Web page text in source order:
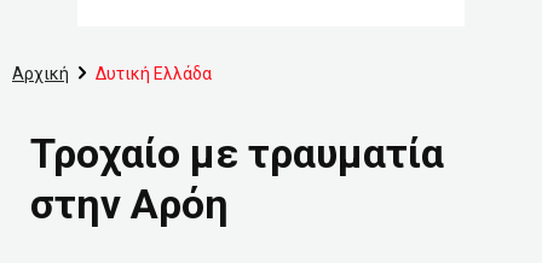
Αρχική Δυτική Ελλάδα
Τροχαίο με τραυματία
στην Αρόη